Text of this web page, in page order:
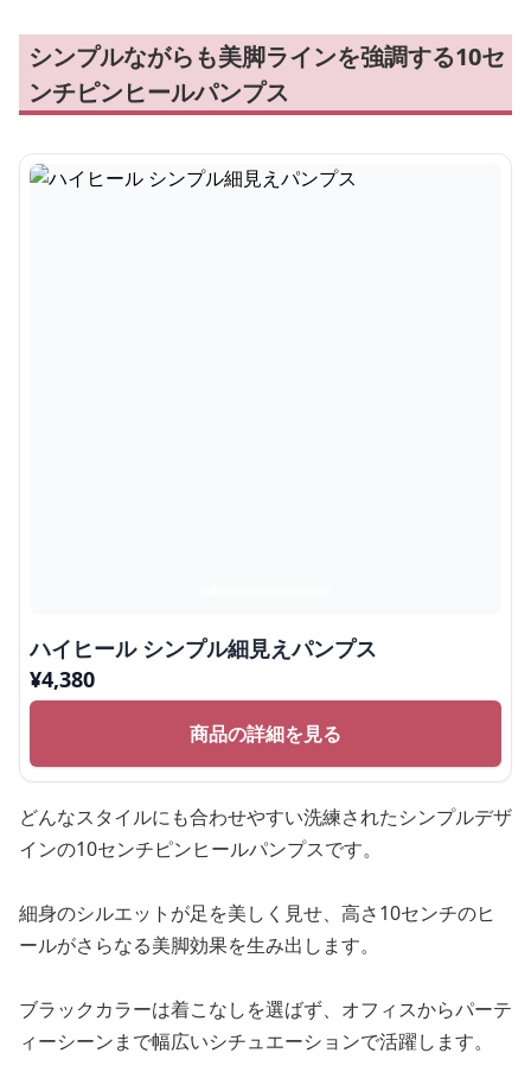
シンプルながらも美脚ラインを強調する10セ
ンチピンヒールパンプス
ハイヒール シンプル細見えパンプス
¥4,380
商品の詳細を見る
どんなスタイルにも合わせやすい洗練されたシンプルデザ
インの10センチピンヒールパンプスです。
細身のシルエットが足を美しく見せ、高さ10センチのヒ
ールがさらなる美脚効果を生み出します。
ブラックカラーは着こなしを選ばず、オフィスからパーテ
ィーシーンまで幅広いシチュエーションで活躍します。